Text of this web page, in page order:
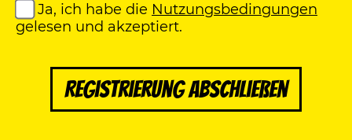
Ja, ich habe die Nutzungsbedingungen
gelesen und akzeptiert.
Registrierung abschließen